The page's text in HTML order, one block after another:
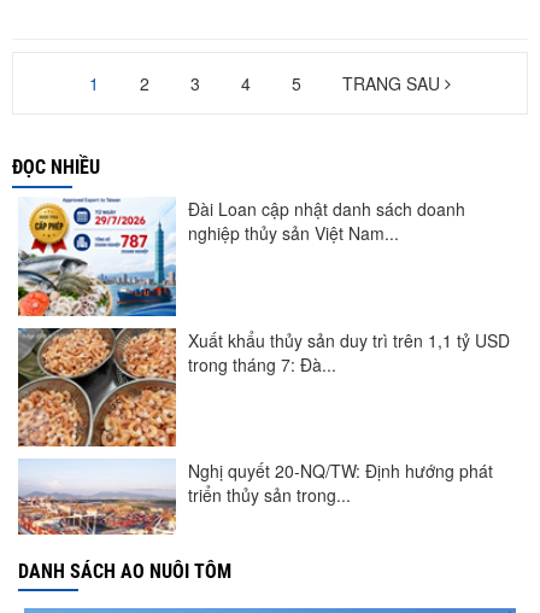
1 2 3 4 5 TRANG SAU
ĐỌC NHIỀU
Đài Loan cập nhật danh sách doanh
nghiệp thủy sản Việt Nam...
Xuất khẩu thủy sản duy trì trên 1,1 tỷ USD
trong tháng 7: Đà...
Nghị quyết 20-NQ/TW: Định hướng phát
triển thủy sản trong...
DANH SÁCH AO NUÔI TÔM